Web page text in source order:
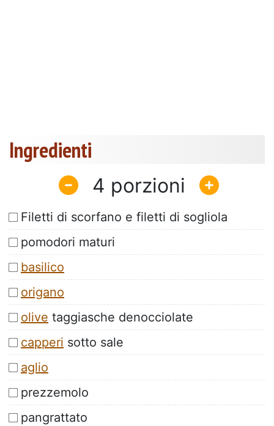
Ingredienti
4
Filetti di scorfano e filetti di sogliola
pomodori maturi
basilico
origano
olive taggiasche denocciolate
capperi sotto sale
aglio
prezzemolo
pangrattato